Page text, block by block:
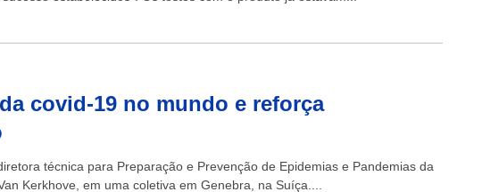
covid-19 no mundo e reforça
técnica para Preparação e Prevenção de Epidemias e Pandemias da
Kerkhove, em uma coletiva em Genebra, na Suíça....